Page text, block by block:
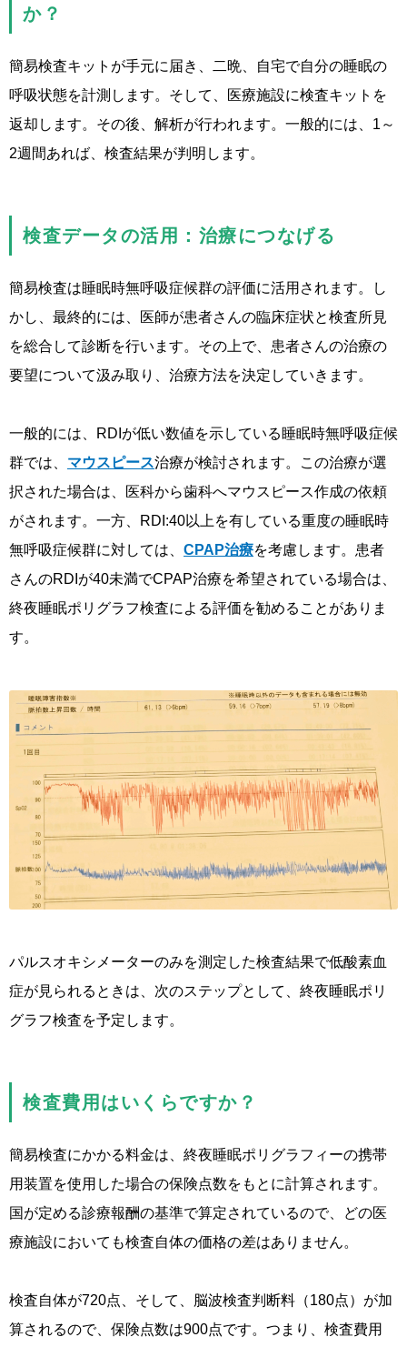
か？
簡易検査キットが手元に届き、二晩、自宅で自分の睡眠の
呼吸状態を計測します。そして、医療施設に検査キットを
返却します。その後、解析が行われます。一般的には、1～
2週間あれば、検査結果が判明します。
検査データの活用：治療につなげる
簡易検査は睡眠時無呼吸症候群の評価に活用されます。し
かし、最終的には、医師が患者さんの臨床症状と検査所見
を総合して診断を行います。その上で、患者さんの治療の
要望について汲み取り、治療方法を決定していきます。
一般的には、RDIが低い数値を示している睡眠時無呼吸症候
群では、 マウスピース治療が検討されます。この治療が選
択された場合は、医科から歯科へマウスピース作成の依頼
がされます。一方、RDI:40以上を有している重度の睡眠時
無呼吸症候群に対しては、 CPAP治療を考慮します。患者
さんのRDIが40未満でCPAP治療を希望されている場合は、
終夜睡眠ポリグラフ検査による評価を勧めることがありま
す。
パルスオキシメーターのみを測定した検査結果で低酸素血
症が見られるときは、次のステップとして、終夜睡眠ポリ
グラフ検査を予定します。
検査費用はいくらですか？
簡易検査にかかる料金は、終夜睡眠ポリグラフィーの携帯
用装置を使用した場合の保険点数をもとに計算されます。
国が定める診療報酬の基準で算定されているので、どの医
療施設においても検査自体の価格の差はありません。
検査自体が720点、そして、脳波検査判断料（180点）が加
算されるので、保険点数は900点です。つまり、検査費用